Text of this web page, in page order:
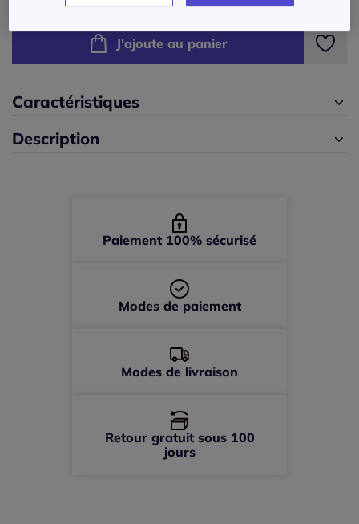
En stock
En stock
42 -En stock
44 -En stock
J'ajoute au panier
Caractéristiques
Description
Paiement 100% sécurisé
Modes de paiement
Modes de livraison
Retour gratuit sous 100
jours